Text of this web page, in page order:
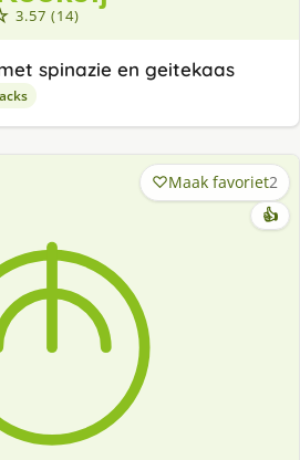
3.57 (14)
spinazie en geitekaas
Maak favoriet2
👍